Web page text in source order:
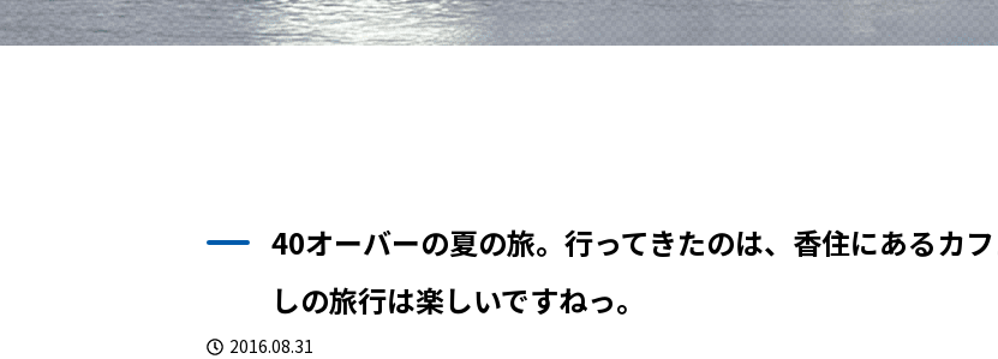
40オーバーの夏の旅。行ってきたのは、香住にあるカ
しの旅行は楽しいですねっ。
2016.08.31